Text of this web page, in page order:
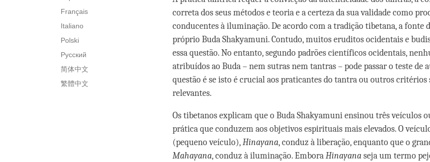
Français
Italiano
Polski
Русский
简体中文
繁體中文
correta dos seus métodos e teoria e a certeza da sua validade como
conducentes à iluminação. De acordo com a tradição tibetana, a fonte
próprio Buda Shakyamuni. Contudo, muitos eruditos ocidentais e
essa questão. No entanto, segundo padrões científicos ocidentais,
atribuídos ao Buda – nem sutras nem tantras – pode passar o teste de
questão é se isto é crucial aos praticantes do tantra ou outros critérios
relevantes.
Os tibetanos explicam que o Buda Shakyamuni ensinou três veículos
prática que conduzem aos objetivos espirituais mais elevados. O
(pequeno veículo),Hinayana, conduz à liberação, enquanto que o
Mahayana, conduz à iluminação. EmboraHinayanaseja um termo